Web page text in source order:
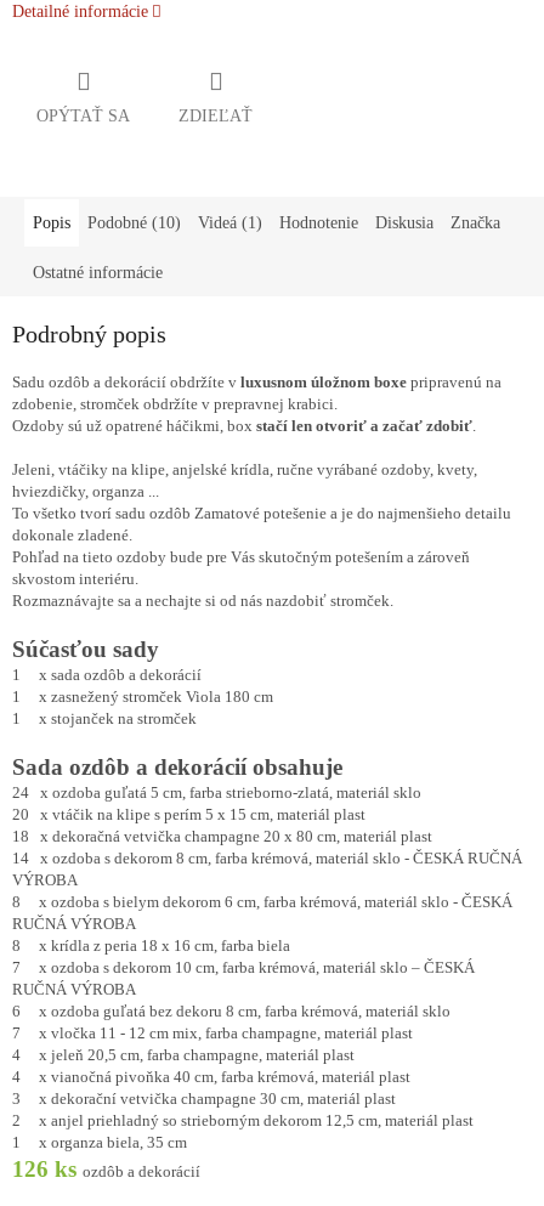
Detailné informácie
OPÝTAŤ SA ZDIEĽAŤ
Popis Podobné (10) Videá (1) Hodnotenie Diskusia Značka
Ostatné informácie
Podrobný popis
Sadu ozdôb a dekorácií obdržíte v luxusnom úložnom boxe pripravenú na
zdobenie, stromček obdržíte v prepravnej krabici.
Ozdoby sú už opatrené háčikmi, box stačí len otvoriť a začať zdobiť
Jeleni, vtáčiky na klipe, anjelské krídla, ručne vyrábané ozdoby, kvety,
hviezdičky, organza ...
To všetko tvorí sadu ozdôb Zamatové potešenie a je do najmenšieho detailu
dokonale zladené.
Pohľad na tieto ozdoby bude pre Vás skutočným potešením a zároveň
skvostom interiéru.
Rozmaznávajte sa a nechajte si od nás nazdobiť stromček.
Súčasťou sady
1 x sada ozdôb a dekorácií
1 x zasnežený stromček Viola 180 cm
1 x stojanček na stromček
Sada ozdôb a dekorácií obsahuje
24 x ozdoba guľatá 5 cm, farba strieborno-zlatá, materiál sklo
20 x vtáčik na klipe s perím 5 x 15 cm, materiál plast
18 x dekoračná vetvička champagne 20 x 80 cm, materiál plast
14 x ozdoba s dekorom 8 cm, farba krémová, materiál sklo - ČESKÁ RUČNÁ
VÝROBA
8 x ozdoba s bielym dekorom 6 cm, farba krémová, materiál sklo - ČESKÁ
RUČNÁ VÝROBA
8 x krídla z peria 18 x 16 cm, farba biela
7 x ozdoba s dekorom 10 cm, farba krémová, materiál sklo – ČESKÁ
RUČNÁ VÝROBA
6 x ozdoba guľatá bez dekoru 8 cm, farba krémová, materiál sklo
7 x vločka 11 - 12 cm mix, farba champagne, materiál plast
4 x jeleň 20,5 cm, farba champagne, materiál plast
4 x vianočná pivoňka 40 cm, farba krémová, materiál plast
3 x dekorační vetvička champagne 30 cm, materiál plast
2 x anjel priehladný so strieborným dekorom 12,5 cm, materiál plast
1 x organza biela, 35 cm
126 ks ozdôb a dekorácií